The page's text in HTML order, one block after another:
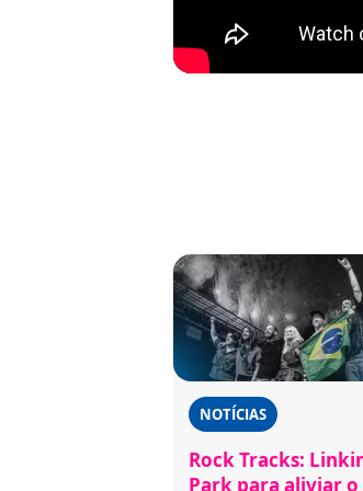
NOTÍCIAS
Rock Tracks:
Park para aliviar o